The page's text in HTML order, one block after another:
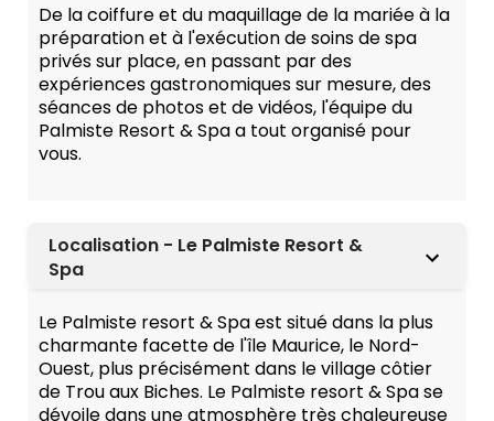
De la coiffure et du maquillage de la mariée à la
préparation et à l'exécution de soins de spa
privés sur place, en passant par des
expériences gastronomiques sur mesure, des
séances de photos et de vidéos, l'équipe du
Palmiste Resort & Spa a tout organisé pour
vous.
Localisation - Le Palmiste Resort &
Spa
Le Palmiste resort & Spa est situé dans la plus
charmante facette de l'île Maurice, le Nord-
Ouest, plus précisément dans le village côtier
de Trou aux Biches. Le Palmiste resort & Spa se
dévoile dans une atmosphère très chaleureuse